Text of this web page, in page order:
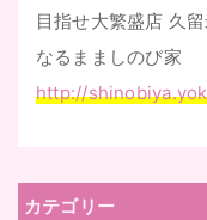
目指せ大繁盛店 久
なるまましのび家
http://
カテゴリー